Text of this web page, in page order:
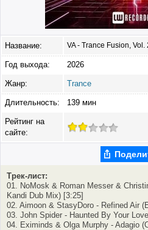
Название: VA - Trance Fusion, Vol.
Год выхода: 2026
Жанр: Trance
Длительность: 139 мин
Рейтинг на
сайте:
Трек-лист:
01. NoMosk & Roman Messer &
Kandi Dub Mix) [3:25]
02. Aimoon & StasyDoro - Refined Air
03. John Spider - Haunted By Your
04. Eximinds & Olga Murphy - Adagio